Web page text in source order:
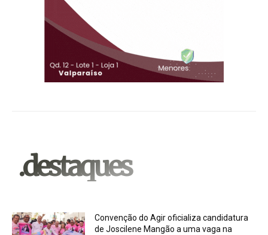
.destaques
Convenção do Agir oficializa candidatura
de Joscilene Mangão a uma vaga na